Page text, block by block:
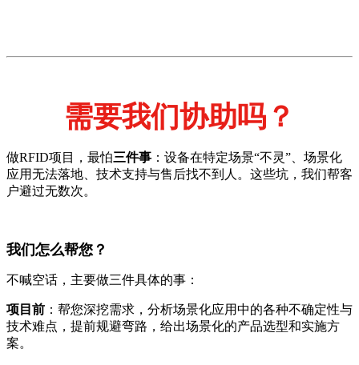
需要我们协助吗？
做RFID项目，最怕三件事 ：设备在特定场景“不灵”、场景化
应用无法落地、技术支持与售后找不到人。这些坑，我们帮客
户避过无数次。
我们怎么帮您？
不喊空话，主要做三件具体的事：
项目前 ：帮您深挖需求，分析场景化应用中的各种不确定性与
技术难点，提前规避弯路，给出场景化的产品选型和实施方
案。